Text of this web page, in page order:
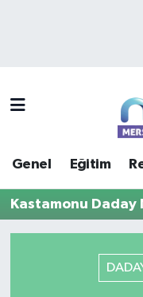
Genel Eğitim
Kastamonu
Genel
Mersin Trafik
Süper Lig Puan
Son Dakika
Haber Arşivi